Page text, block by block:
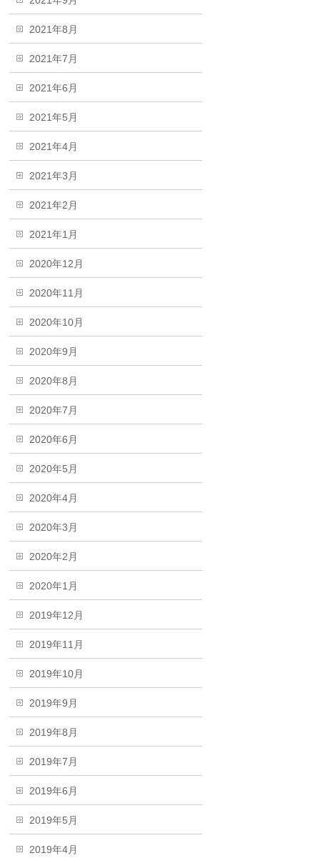
2021年8月
2021年7月
2021年6月
2021年5月
2021年4月
2021年3月
2021年2月
2021年1月
2020年12月
2020年11月
2020年10月
2020年9月
2020年8月
2020年7月
2020年6月
2020年5月
2020年4月
2020年3月
2020年2月
2020年1月
2019年12月
2019年11月
2019年10月
2019年9月
2019年8月
2019年7月
2019年6月
2019年5月
2019年4月